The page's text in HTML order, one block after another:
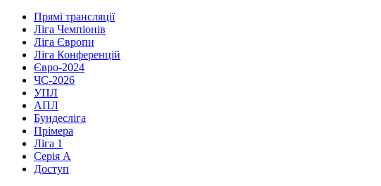
Прямі трансляції
Ліга Чемпіонів
Ліга Європи
Ліга Конференцій
Євро-2024
ЧС-2026
УПЛ
АПЛ
Бундесліга
Прімера
Ліга 1
Серія А
Доступ